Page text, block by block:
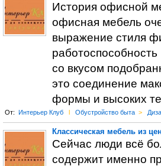
История офисной
офисная мебель
выражение стиля
со вкусом
это соединение
формы и высоких
От: Интерьер Клуб l Обустройство быта >
Классическая мебель из
Сейчас люди всё
содержит именно